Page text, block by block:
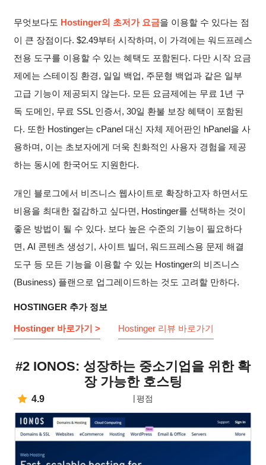
무엇보다도 Hostinger의 초저가 요금을 이용할 수 있다는 점
이 큰 장점이다. $2.49부터 시작하며, 이 가격에는 워드프레스
전용 도구를 이용할 수 있는 혜택도 포함된다. 다만 시작 요금
제에는 스테이징 환경, 일일 백업, 주문형 백업과 같은 일부
고급 기능이 제공되지 않는다. 모든 요금제에는 무료 1년 구
독 도메인, 무료 SSL 인증서, 30일 환불 보장 혜택이 포함된
다. 또한 Hostinger는 cPanel 대신 자체 제어판인 hPanel을 사
용하며, 이는 초보자에게 더욱 친화적인 사용자 경험을 제공
하는 동시에 한국어도 지원한다.
개인 블로그에서 비즈니스 웹사이트로 확장하고자 하면서도
비용을 최대한 절감하고 싶다면, Hostinger를 선택하는 것이
좋은 방법이 될 수 있다. 보다 높은 수준의 기능이 필요하다
면, AI 콘텐츠 생성기, 사이트 빌더, 워드프레스용 문제 해결
도구 등 모든 기능을 이용할 수 있는 Hostinger의 비즈니스
(Business) 플랜으로 업그레이드하는 것도 고려할 만하다.
HOSTINGER 추가 정보
Hostinger 바로가기 > Hostinger 리뷰 바로가기
#2 IONOS: 성장하는 중소기업을 위한 확
장 가능한 호스팅
4.9 평점